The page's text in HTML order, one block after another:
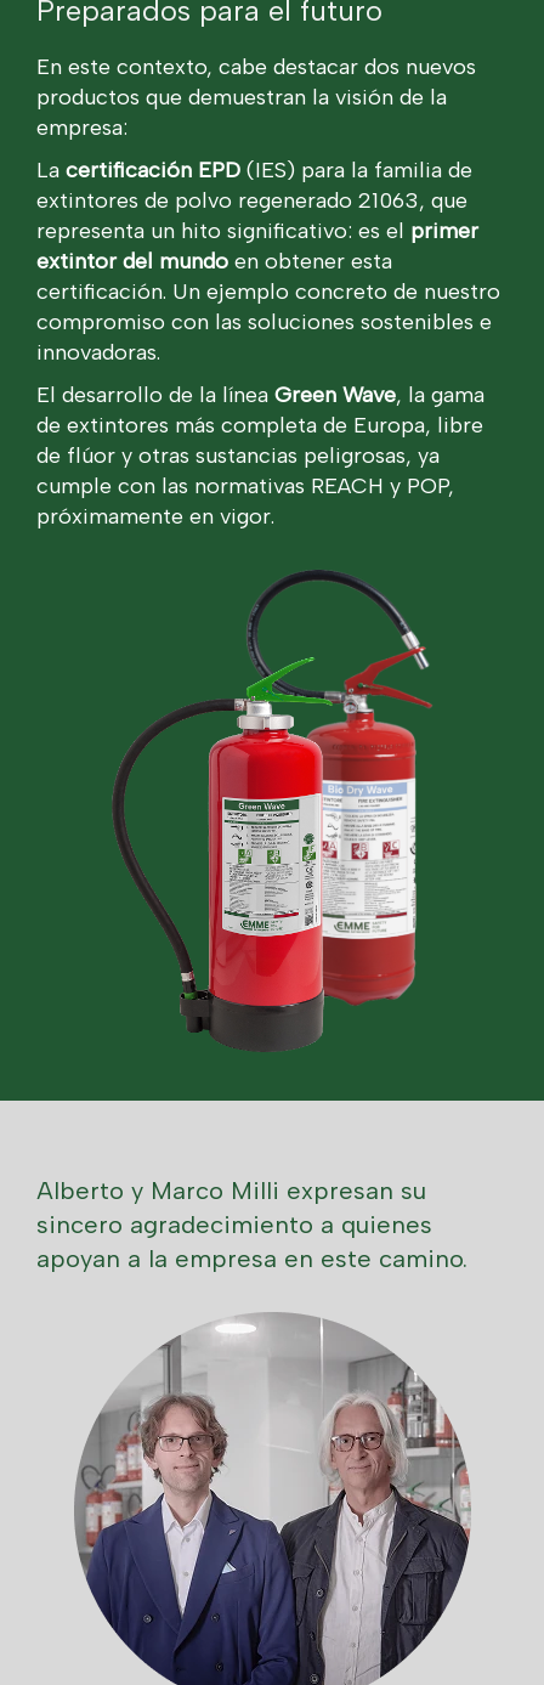
Preparados para el futuro
En este contexto, cabe destacar dos nuevos
productos que demuestran la visión de la
empresa:
La certificación EPD (IES) para la familia de
extintores de polvo regenerado 21063, que
representa un hito significativo: es el primer
extintor del mundo en obtener esta
certificación. Un ejemplo concreto de nuestro
compromiso con las soluciones sostenibles e
innovadoras.
El desarrollo de la línea Green Wave, la gama
de extintores más completa de Europa, libre
de flúor y otras sustancias peligrosas, ya
cumple con las normativas REACH y POP,
próximamente en vigor.
Alberto y Marco Milli expresan su
sincero agradecimiento a quienes
apoyan a la empresa en este camino.